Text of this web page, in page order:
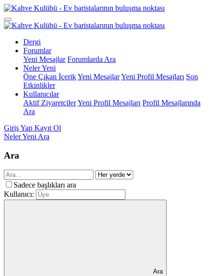
Dergi
Forumlar
Yeni Mesajlar Forumlarda Ara
Neler Yeni
Öne Çıkan İçerikYeni MesajlarYeni Profil Mesajları Son
Etkinlikler
Kullanıcılar
Aktif ZiyaretçilerYeni Profil Mesajları Profil Mesajlarında
Ara
Giriş Yap Kayıt Ol
Neler Yeni Ara
Ara
Sadece başlıkları ara
Kullanıcı:
Ara